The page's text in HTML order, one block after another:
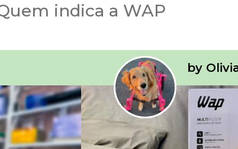
indica a WAP
by